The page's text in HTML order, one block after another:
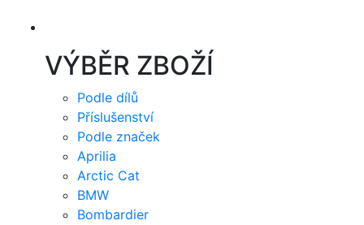
VÝBĚR ZBOŽÍ
Podle dílů
Příslušenství
Podle značek
Aprilia
Arctic Cat
BMW
Bombardier